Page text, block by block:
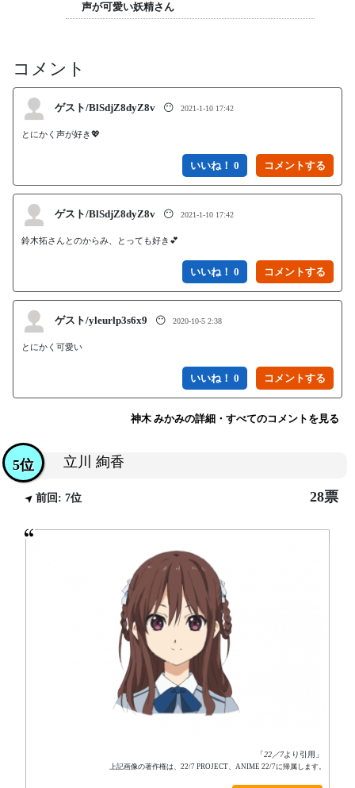
声が可愛い妖精さん
コメント
ゲスト/BlSdjZ8dyZ8v 😶 2021-1-10 17:42
とにかく声が好き💖
いいね！ 0
ゲスト/BlSdjZ8dyZ8v 😶 2021-1-10 17:42
鈴木拓さんとのからみ、とっても好き💕
いいね！ 0
ゲスト/yleurlp3s6x9 😶 2020-10-5 2:38
とにかく可愛い
いいね！ 0
神木 みかみの詳細・すべてのコメントを見る
立川 絢香
5位
前回: 7位 28票
「22／7より引用」
上記画像の著作権は、22/7 PROJECT、ANIME 22/7に帰属します。